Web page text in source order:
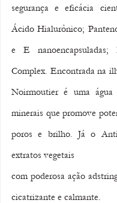
segurança e eficácia
Ácido Hialurônico;
e E
Complex. Encontrada na
Noirmoutier é uma água
minerais que promove
poros e brilho. Já o
extratos vegetais
com poderosa ação
cicatrizante e calmante.